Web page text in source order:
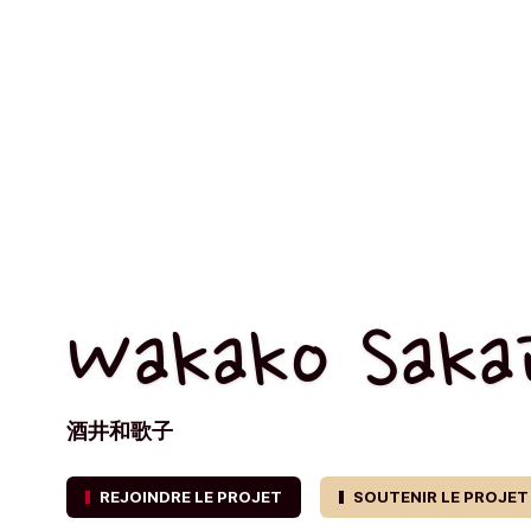
Wakako
酒井和歌子
REJOINDRE LE PROJET SOUTENIR LE PROJET